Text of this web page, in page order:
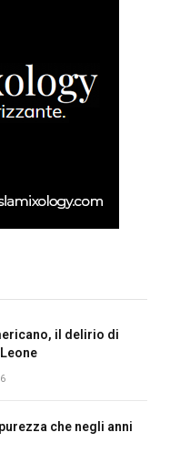
il delirio di
che negli anni